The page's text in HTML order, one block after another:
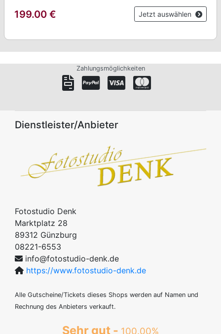
199.00 € Jetzt auswählen
Zahlungsmöglichkeiten
Dienstleister/Anbieter
Fotostudio Denk
Marktplatz 28
89312 Günzburg
08221-6553
info@fotostudio-denk.de
https://www.fotostudio-denk.de
Alle Gutscheine/Tickets dieses Shops werden auf Namen und
Rechnung des Anbieters verkauft.
Sehr gut - 100.00%